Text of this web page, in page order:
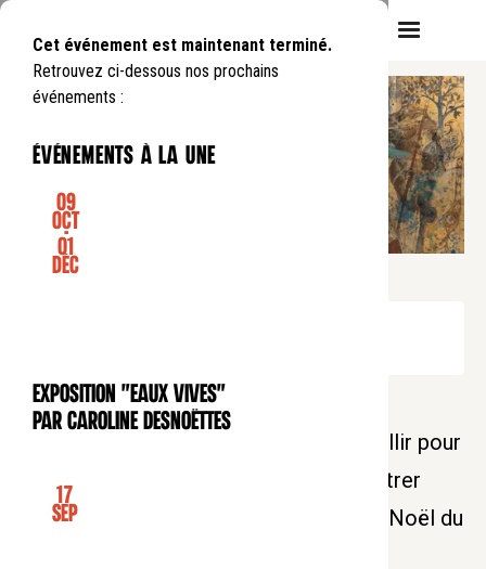
Cet événement est maintenant terminé.
Retrouvez ci-dessous nos prochains
événements :
événements à la une
EXPOSITION
09
Oct
-
01
Déc
Exposition "Eaux Vives"
par Caroline Desnoëttes
17
Sep
ILLUMINATIONS DE NOËL
Comme chaque année, le Collège des
Bernardins est heureux de vous accueillir pour
un temps convivial et chaleureux et entrer
ensemble dans l’Avent ! Les chants de Noël du